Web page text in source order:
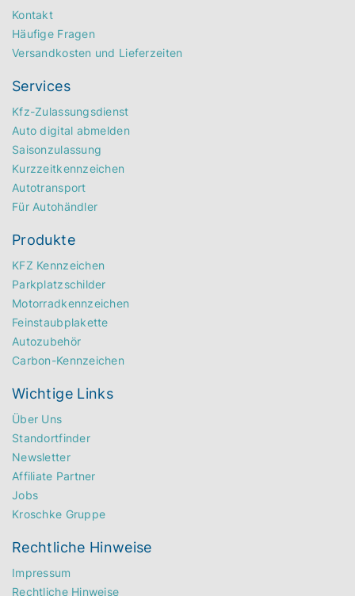
Kontakt
Häufige Fragen
Versandkosten und Lieferzeiten
Services
Kfz-Zulassungsdienst
Auto digital abmelden
Saisonzulassung
Kurzzeitkennzeichen
Autotransport
Für Autohändler
Produkte
KFZ Kennzeichen
Parkplatzschilder
Motorradkennzeichen
Feinstaubplakette
Autozubehör
Carbon-Kennzeichen
Wichtige Links
Über Uns
Standortfinder
Newsletter
Affiliate Partner
Jobs
Kroschke Gruppe
Rechtliche Hinweise
Impressum
Rechtliche Hinweise